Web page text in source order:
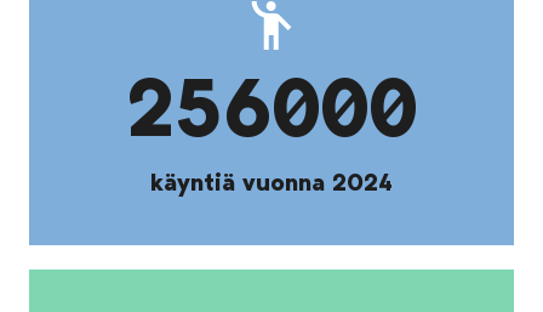
256000
käyntiä vuonna 2024